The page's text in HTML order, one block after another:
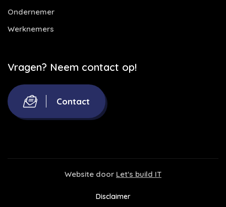
Ondernemer
Werknemers
Vragen? Neem contact op!
Contact
Website door Let's build IT
Disclaimer